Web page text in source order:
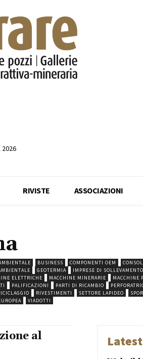
RIVISTE ASSOCIAZIONI
BUSINESS COMPONENTI OEM
GEOTERMIA IMPRESE DI SOLLEVAMENTO
ELETTRICHE MACCHINE MINERARIE MACCHINE
PALIFICAZIONI PARTI DI RICAMBIO
RIVESTIMENTI SETTORE LAPIDEO
VIADOTTI
al